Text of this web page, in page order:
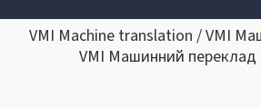
VMI Machine translation / VMI
VMI Машинний переклад